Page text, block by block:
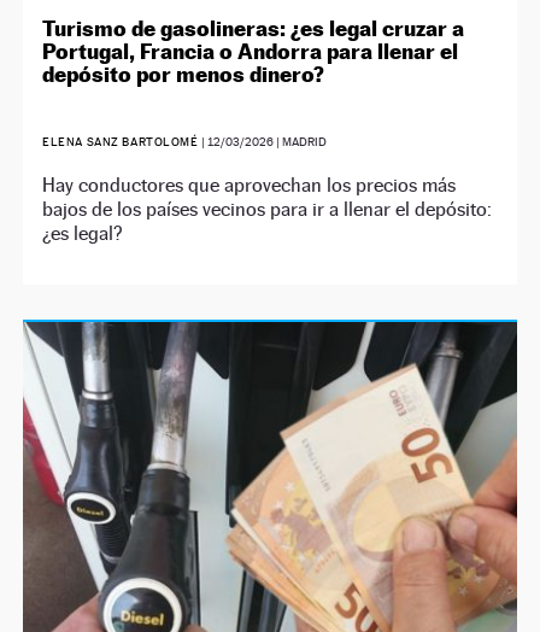
Turismo de gasolineras: ¿es legal cruzar a
Portugal, Francia o Andorra para llenar el
depósito por menos dinero?
ELENA SANZ BARTOLOMÉ | 12/03/2026| MADRID
Hay conductores que aprovechan los precios más
bajos de los países vecinos para ir a llenar el depósito:
¿es legal?